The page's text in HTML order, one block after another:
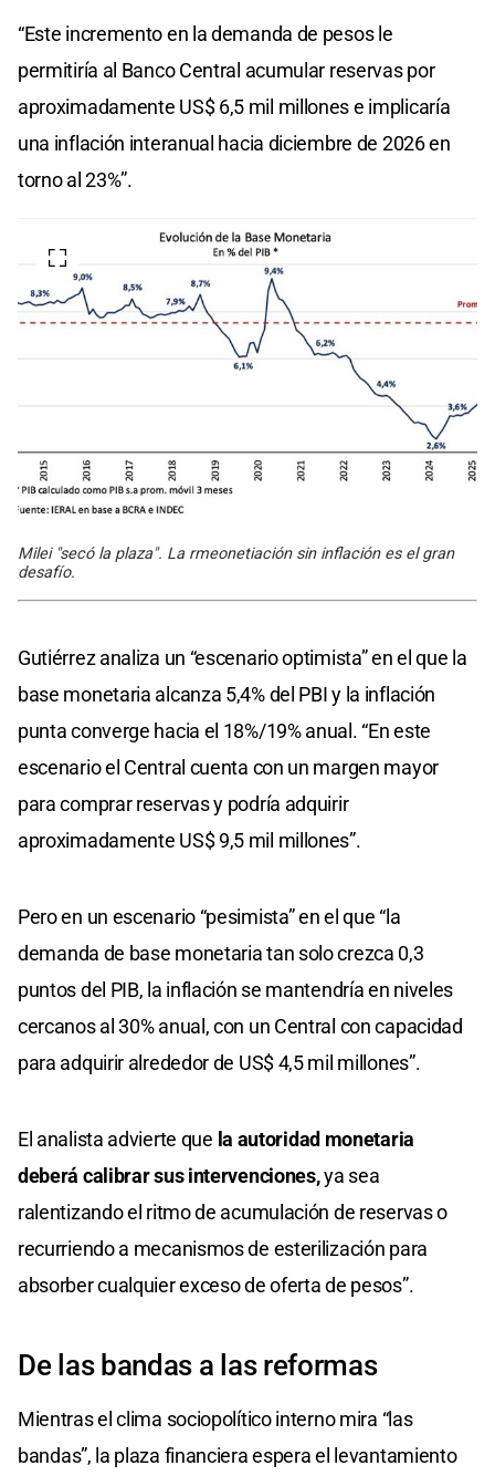
“Este incremento en la demanda de pesos le
permitiría al Banco Central acumular reservas por
aproximadamente US$ 6,5 mil millones e implicaría
una inflación interanual hacia diciembre de 2026 en
torno al 23%”.
Milei "secó la plaza". La rmeonetiación sin inflación es el gran
desafío.
Gutiérrez analiza un “escenario optimista” en el que la
base monetaria alcanza 5,4% del PBI y la inflación
punta converge hacia el 18%/19% anual. “En este
escenario el Central cuenta con un margen mayor
para comprar reservas y podría adquirir
aproximadamente US$ 9,5 mil millones”.
Pero en un escenario “pesimista” en el que “la
demanda de base monetaria tan solo crezca 0,3
puntos del PIB, la inflación se mantendría en niveles
cercanos al 30% anual, con un Central con capacidad
para adquirir alrededor de US$ 4,5 mil millones”.
El analista advierte que la autoridad monetaria
deberá calibrar sus intervenciones,ya sea
ralentizando el ritmo de acumulación de reservas o
recurriendo a mecanismos de esterilización para
absorber cualquier exceso de oferta de pesos”.
De las bandas a las reformas
Mientras el clima sociopolítico interno mira “las
bandas”, la plaza financiera espera el levantamiento